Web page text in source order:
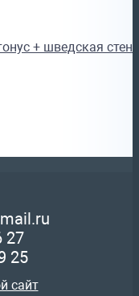
+ шведская
Кроссовер на
uzsi
27
25
сайт